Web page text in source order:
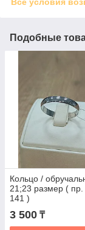
Подобные
Кольцо /
21;23 размер (
141 )
3 500 ₸